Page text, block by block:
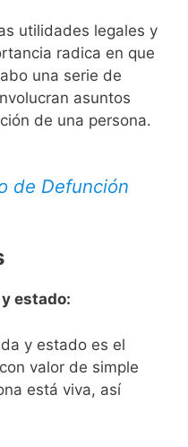
utilidades legales y
radica en que
una serie de
asuntos
de una persona.
de Defunción
estado:
y estado es el
valor de simple
está viva, así